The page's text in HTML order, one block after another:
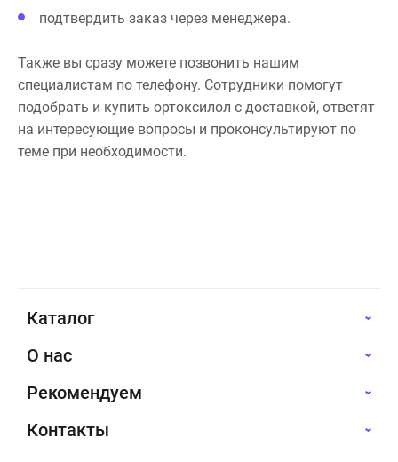
подтвердить заказ через менеджера.
Также вы сразу можете позвонить нашим
специалистам по телефону. Сотрудники помогут
подобрать и купить ортоксилол с доставкой, ответят
на интересующие вопросы и проконсультируют по
теме при необходимости.
Каталог
О нас
Рекомендуем
Контакты